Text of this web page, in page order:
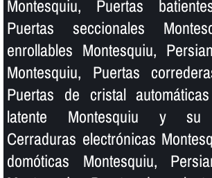
Montesquiu, Puertas
Puertas seccionales
enrollables Montesquiu,
Montesquiu, Puertas
Puertas de cristal
latente Montesquiu y su
Cerraduras electrónicas
domóticas Montesquiu,